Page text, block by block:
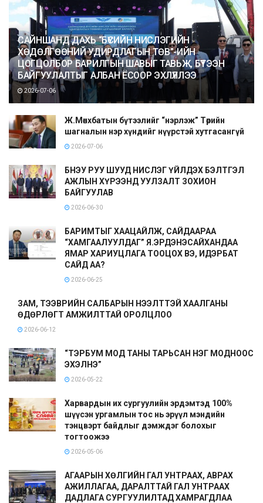
САЙНШАНД ДАХЬ “БҮСИЙН НИСЛЭГИЙН
ХӨДӨЛГӨӨНИЙ УДИРДЛАГЫН ТӨВ”-ИЙН
ЦОГЦОЛБОР БАРИЛГЫН ШАВЫГ ТАВЬЖ, БҮТЭЭН
БАЙГУУЛАЛТЫГ АЛБАН ЁСООР ЭХЛҮҮЛЛЭЭ
2026-07-06
Ж.Мөнхбатын бүтээлийг “нэрлэж” Төрийн
шагналын нэр хүндийг нүүрстэй хутгасангүй
2026-07-06
БНЭУ РУУ ШУУД НИСЛЭГ ҮЙЛДЭХ БЭЛТГЭЛ
АЖЛЫН ХҮРЭЭНД УУЛЗАЛТ ЗОХИОН
БАЙГУУЛАВ
2026-06-30
БАРИМТЫГ ХААЦАЙЛЖ, САЙДААРАА
“ХАМГААЛУУЛДАГ” Я.ЭРДЭНЭСАЙХАНДАА
ЯМАР ХАРИУЦЛАГА ТООЦОХ ВЭ, ИДЭРБАТ
САЙД АА?
2026-06-25
ЗАМ, ТЭЭВРИЙН САЛБАРЫН НЭЭЛТТЭЙ ХААЛГАНЫ
ӨДӨРЛӨГТ АМЖИЛТТАЙ ОРОЛЦЛОО
2026-06-12
“ТЭРБУМ МОД ТАНЫ ТАРЬСАН НЭГ МОДНООС
ЭХЭЛНЭ”
2026-05-22
Харвардын их сургуулийн эрдэмтэд 100%
шүүсэн ургамлын тос нь эрүүл мэндийн
тэнцвэрт байдлыг дэмждэг болохыг
тогтоожээ
2026-05-06
АГААРЫН ХӨЛГИЙН ГАЛ УНТРААХ, АВРАХ
АЖИЛЛАГАА, ДАРАЛТТАЙ ГАЛ УНТРААХ
ДАДЛАГА СУРГУУЛИЛТАД ХАМРАГДЛАА